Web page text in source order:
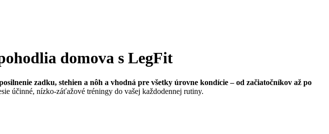
domova s LegFit
zadku, stehien a nôh a vhodná pre všetky úrovne kondície – od začiatočníkov až po
účinné, nízko-záťažové tréningy do vašej každodennej rutiny.